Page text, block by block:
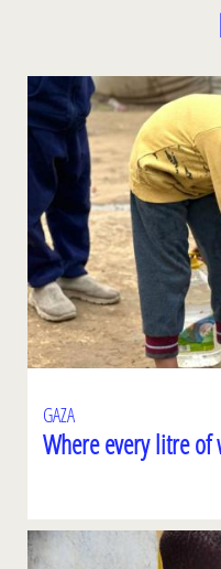
GAZA
Where every litre of